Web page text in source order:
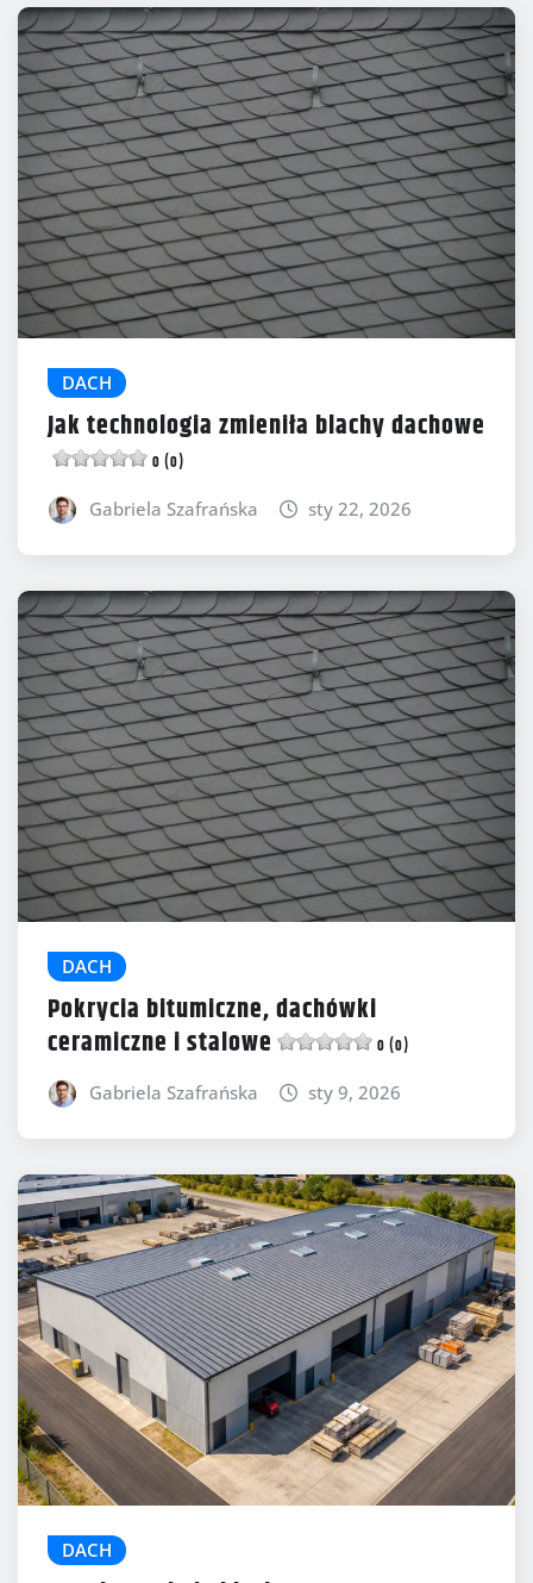
DACH
Jak technologia zmieniła blachy dachowe
0 (0)
Gabriela Szafrańska sty 22, 2026
DACH
Pokrycia bitumiczne, dachówki
ceramiczne i stalowe
0 (0)
Gabriela Szafrańska sty 9, 2026
DACH